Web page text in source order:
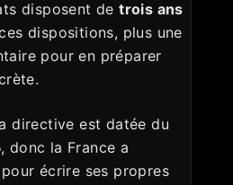
disposent detrois ans
dispositions, plus une
pour en préparer
directive est datée du
donc la France a
pour écrire ses propres